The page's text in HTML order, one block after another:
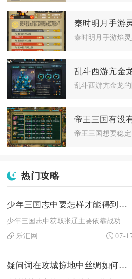
秦时明月手游灵姬技能
乱斗西游亢金龙
帝王三国有没有打
热门攻略
少年三国志中要怎样才能得到张辽呢
乐汇网
07-
疑问词在攻城掠地中丝绸如何销售